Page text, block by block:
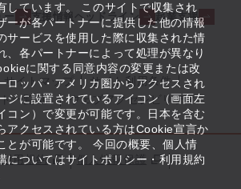
しています。 このサイトで収集され
ーが各パートナーに提供した他の情報
サービスを使用した際に収集された情
、各パートナーによって処理が異なり
に関する同意内容の変更または改
ロッパ・アメリカ圏からアクセスされ
ジに設置されているアイコン（画面左
コン）で変更が可能です。日本を含む
アクセスされている方はCookie宣言か
とが可能です。 今回の概要、個人情
についてはサイトポリシー・利用規約
ー 支援情報ヘッドライン
起業支援
サイトマップ
サイト利用条件
一覧
ウェブアクセシビリティ
利用規約
個人情報保護